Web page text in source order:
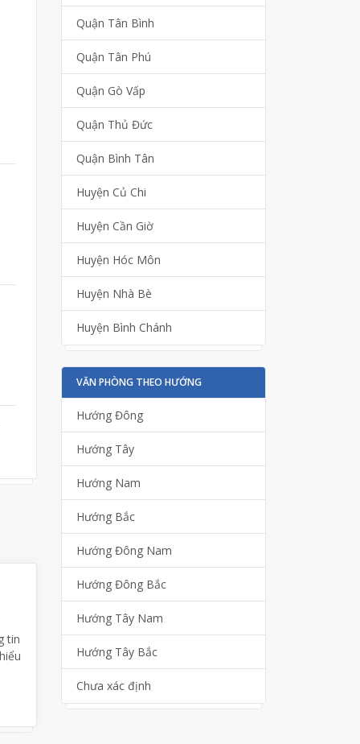
tin
Quận Tân Bình
Quận Tân Phú
Quận Gò Vấp
Quận Thủ Đức
Quận Bình Tân
Huyện Củ Chi
Huyện Cần Giờ
Huyện Hóc Môn
Huyện Nhà Bè
Huyện Bình Chánh
VĂN PHÒNG THEO HƯỚNG
Hướng Đông
Hướng Tây
Hướng Nam
Hướng Bắc
Hướng Đông Nam
Hướng Đông Bắc
Hướng Tây Nam
Hướng Tây Bắc
Chưa xác định